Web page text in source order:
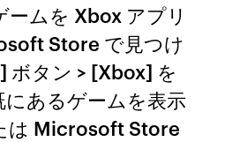
ームを Xbox アプリ
Store で見つけ
ボタン > [Xbox] を
あるゲームを表示
は Microsoft Store